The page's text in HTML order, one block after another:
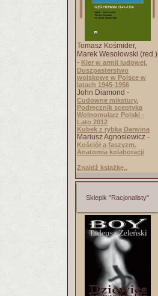
Tomasz Kośmider,
Marek Wesołowski (red.)
- Kler w armii ludowej.
Duszpasterstwo
wojskowe w Polsce w
latach 1945-1956
John Diamond -
Cudowne mikstury.
Podręcznik sceptyka
Wolnomularz Polski -
Lato 2012
Kubek z rybką Darwina
Mariusz Agnosiewicz -
Kościół a faszyzm.
Anatomia kolaboracji
Znajdź książkę..
Sklepik "Racjonalisty"